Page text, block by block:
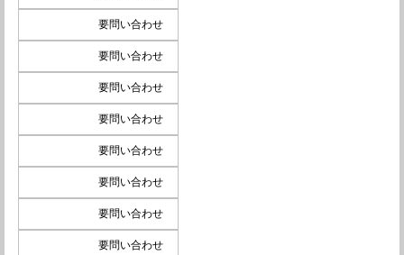
要問い合わせ
要問い合わせ
要問い合わせ
要問い合わせ
要問い合わせ
要問い合わせ
要問い合わせ
要問い合わせ